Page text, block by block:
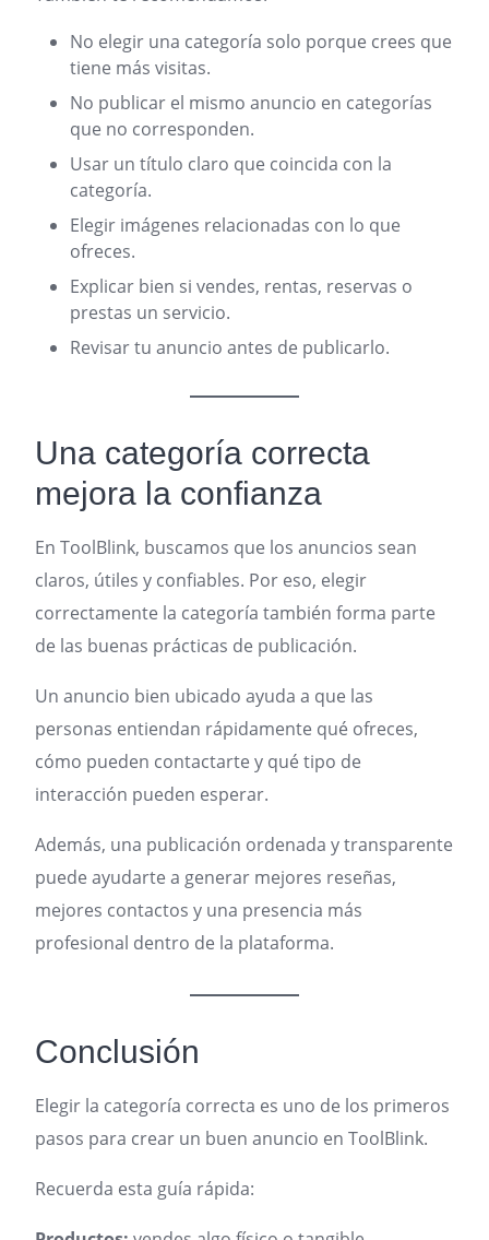
No elegir una categoría solo porque crees que
tiene más visitas.
No publicar el mismo anuncio en categorías
que no corresponden.
Usar un título claro que coincida con la
categoría.
Elegir imágenes relacionadas con lo que
ofreces.
Explicar bien si vendes, rentas, reservas o
prestas un servicio.
Revisar tu anuncio antes de publicarlo.
Una categoría correcta
mejora la confianza
En ToolBlink, buscamos que los anuncios sean
claros, útiles y confiables. Por eso, elegir
correctamente la categoría también forma parte
de las buenas prácticas de publicación.
Un anuncio bien ubicado ayuda a que las
personas entiendan rápidamente qué ofreces,
cómo pueden contactarte y qué tipo de
interacción pueden esperar.
Además, una publicación ordenada y transparente
puede ayudarte a generar mejores reseñas,
mejores contactos y una presencia más
profesional dentro de la plataforma.
Conclusión
Elegir la categoría correcta es uno de los primeros
pasos para crear un buen anuncio en ToolBlink.
Recuerda esta guía rápida: